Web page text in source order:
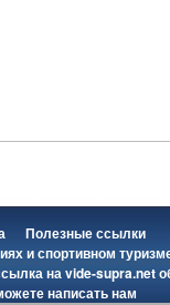
Полезные ссылки
и спортивном
наvide-supra.net
написать нам